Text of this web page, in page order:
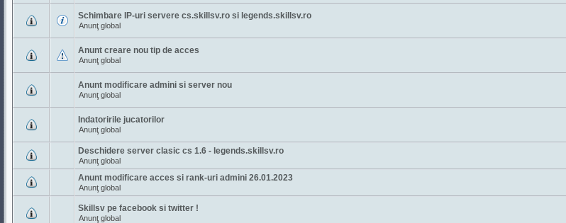
Schimbare IP-uri servere cs.skillsv.ro si legends.skillsv.ro
Anunţ global
Anunt creare nou tip de acces
Anunţ global
Anunt modificare admini si server nou
Anunţ global
Indatoririle jucatorilor
Anunţ global
Deschidere server clasic cs 1.6 - legends.skillsv.ro
Anunţ global
Anunt modificare acces si rank-uri admini 26.01.2023
Anunţ global
Skillsv pe facebook si twitter !
Anunţ global